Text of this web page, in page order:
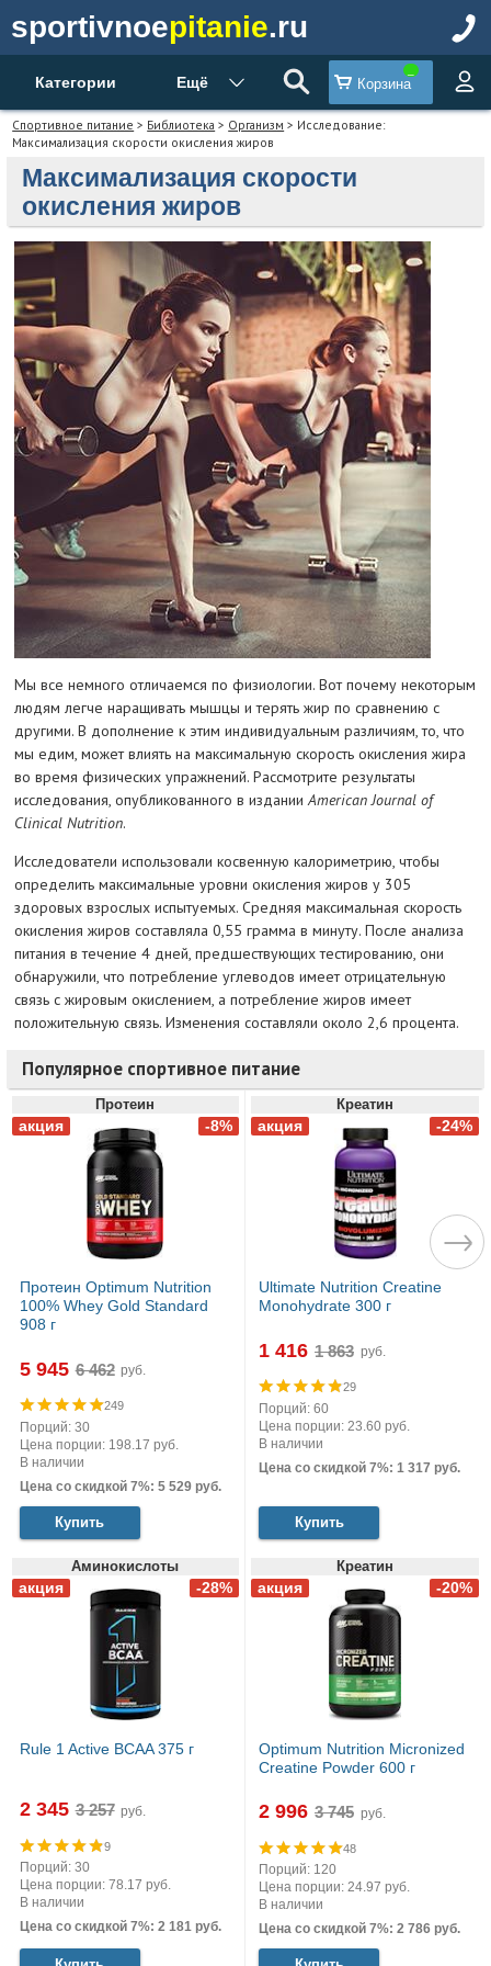
sportivnoepitanie.ru
Категории Ещё Корзина
Спортивное питание > Библиотека > Организм > Исследование:
Максимализация скорости окисления жиров
Максимализация скорости
окисления жиров
Мы все немного отличаемся по физиологии. Вот почему некоторым
людям легче наращивать мышцы и терять жир по сравнению с
другими. В дополнение к этим индивидуальным различиям, то, что
мы едим, может влиять на максимальную скорость окисления жира
во время физических упражнений. Рассмотрите результаты
исследования, опубликованного в изданииAmerican Journal of
Clinical Nutrition.
Исследователи использовали косвенную калориметрию, чтобы
определить максимальные уровни окисления жиров у 305
здоровых взрослых испытуемых. Средняя максимальная скорость
окисления жиров составляла 0,55 грамма в минуту. После анализа
питания в течение 4 дней, предшествующих тестированию, они
обнаружили, что потребление углеводов имеет отрицательную
связь с жировым окислением, а потребление жиров имеет
положительную связь. Изменения составляли около 2,6 процента.
Популярное спортивное питание
Протеин
Протеин Optimum Nutrition
100% Whey Gold Standard
908 г
5 945 руб.
249
Порций: 30
Цена порции: 198.17 руб.
В наличии
Цена со скидкой 7%: 5 529 руб.
Купить
Креатин
Ultimate Nutrition Creatine
Monohydrate 300 г
1 416 руб.
29
Порций: 60
Цена порции: 23.60 руб.
В наличии
Цена со скидкой 7%: 1 317 руб.
Купить
Аминокислоты
Rule 1 Active BCAA 375 г
2 345 руб.
9
Порций: 30
Цена порции: 78.17 руб.
В наличии
Цена со скидкой 7%: 2 181 руб.
Креатин
Optimum Nutrition Micronized
Creatine Powder 600 г
2 996 руб.
48
Порций: 120
Цена порции: 24.97 руб.
В наличии
Цена со скидкой 7%: 2 786 руб.